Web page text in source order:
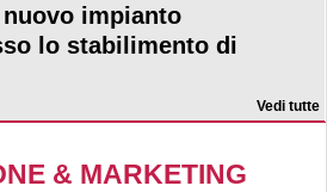
impianto
lo stabilimento di
Vedi tutte
& MARKETING